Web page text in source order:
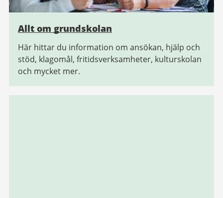
Allt om grundskolan
Här hittar du information om ansökan, hjälp och
stöd, klagomål, fritidsverksamheter, kulturskolan
och mycket mer.